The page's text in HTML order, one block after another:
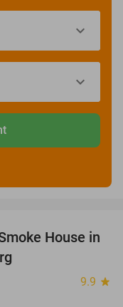
37%
House in
9.9 star